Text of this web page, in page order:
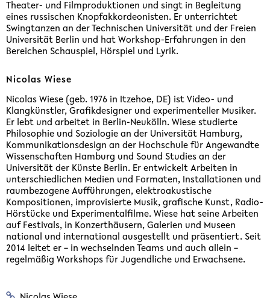
Theater- und Filmproduktionen und singt in Begleitung
eines russischen Knopfakkordeonisten. Er unterrichtet
Swingtanzen an der Technischen Universität und der Freien
Universität Berlin und hat Workshop-Erfahrungen in den
Bereichen Schauspiel, Hörspiel und Lyrik.
Nicolas Wiese
Nicolas Wiese (geb. 1976 in Itzehoe, DE) ist Video- und
Klangkünstler, Grafikdesigner und experimenteller Musiker.
Er lebt und arbeitet in Berlin-Neukölln. Wiese studierte
Philosophie und Soziologie an der Universität Hamburg,
Kommunikationsdesign an der Hochschule für Angewandte
Wissenschaften Hamburg und Sound Studies an der
Universität der Künste Berlin. Er entwickelt Arbeiten in
unterschiedlichen Medien und Formaten, Installationen und
raumbezogene Aufführungen, elektroakustische
Kompositionen, improvisierte Musik, grafische Kunst, Radio-
Hörstücke und Experimentalfilme. Wiese hat seine Arbeiten
auf Festivals, in Konzerthäusern, Galerien und Museen
national und international ausgestellt und präsentiert. Seit
2014 leitet er – in wechselnden Teams und auch allein –
regelmäßig Workshops für Jugendliche und Erwachsene.